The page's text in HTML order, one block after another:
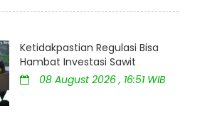
Ketidakpastian Regulasi Bisa
Hambat Investasi Sawit
08 August 2026 , 16:51 WIB